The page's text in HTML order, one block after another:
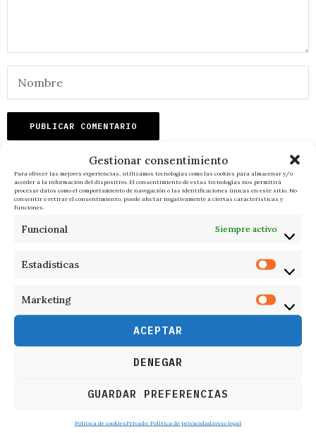
Gestionar consentimiento
Para ofrecer las mejores experiencias, utilizamos tecnologías como las cookies para almacenar y/o
acceder a la información del dispositivo. El consentimiento de estas tecnologías nos permitirá
procesar datos como el comportamiento de navegación o las identificaciones únicas en este sitio. No
consentir o retirar el consentimiento, puede afectar negativamente a ciertas características y
funciones.
Funcional Siempre activo
Estadísticas
Marketing
ACEPTAR
DENEGAR
GUARDAR PREFERENCIAS
Política de cookiesPrivado: Política de privacidadAviso legal
RELACIONADOS